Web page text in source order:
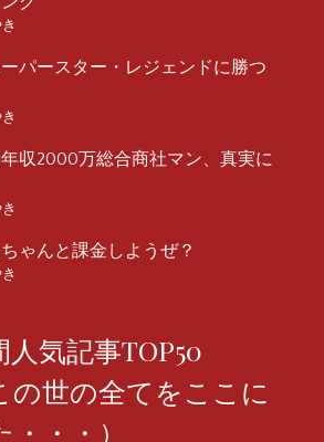
パースター・レジェンドに勝つ
年収2000万総合商社マン、真実に
ゃんと課金しようぜ？
人気記事TOP50
の世の全てをここに
・・）